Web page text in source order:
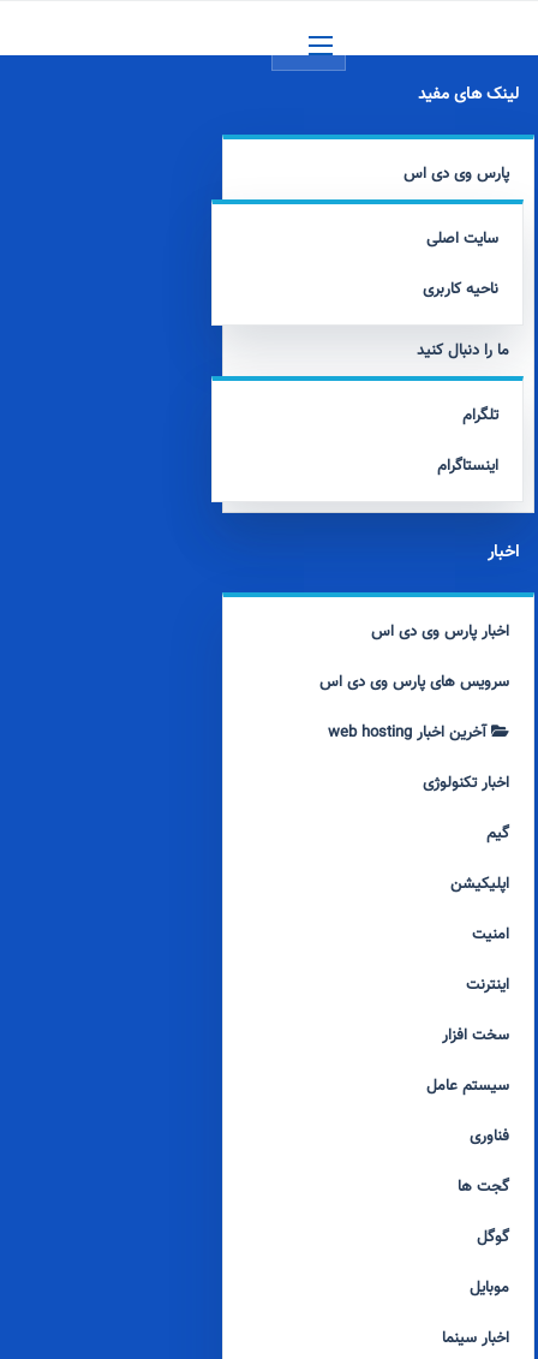
لینک های مفید
پارس وی دی اس
سایت اصلی
ناحیه کاربری
ما را دنبال کنید
تلگرام
اینستاگرام
اخبار
اخبار پارس وی دی اس
سرویس های پارس وی دی اس
آخرین اخبار web hosting
اخبار تکنولوژی
گیم
اپلیکیشن
امنیت
اینترنت
سخت افزار
سیستم عامل
فناوری
گجت ها
گوگل
موبایل
اخبار سینما